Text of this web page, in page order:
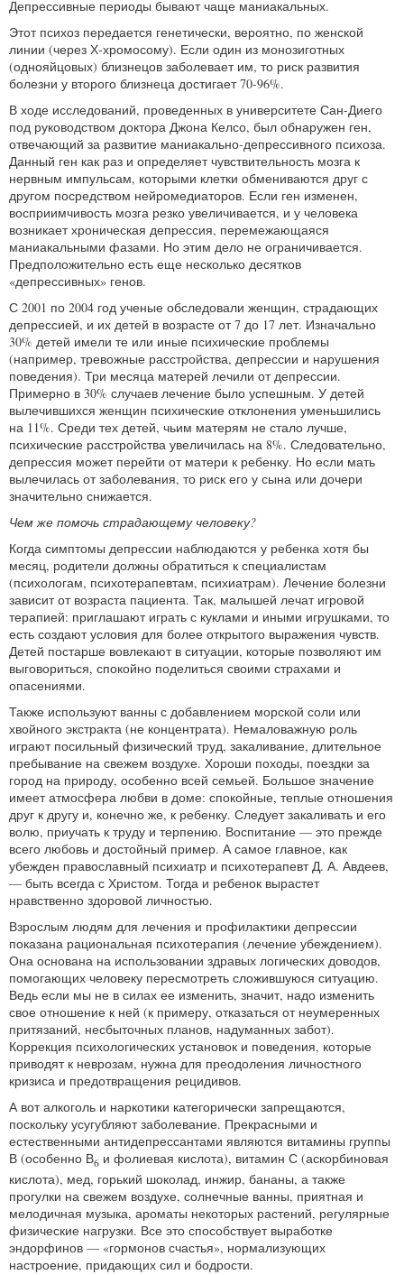
Депрессивные периоды бывают чаще маниакальных.
Этот психоз передается генетически, вероятно, по женской
линии (через Х-хромосому). Если один из монозиготных
(однояйцовых) близнецов заболевает им, то риск развития
болезни у второго близнеца достигает 70-96%.
В ходе исследований, проведенных в университете Сан-Диего
под руководством доктора Джона Келсо, был обнаружен ген,
отвечающий за развитие маниакально-депрессивного психоза.
Данный ген как раз и определяет чувствительность мозга к
нервным импульсам, которыми клетки обмениваются друг с
другом посредством нейромедиаторов. Если ген изменен,
восприимчивость мозга резко увеличивается, и у человека
возникает хроническая депрессия, перемежающаяся
маниакальными фазами. Но этим дело не ограничивается.
Предположительно есть еще несколько десятков
«депрессивных» генов.
С 2001 по 2004 год ученые обследовали женщин, страдающих
депрессией, и их детей в возрасте от 7 до 17 лет. Изначально
30% детей имели те или иные психические проблемы
(например, тревожные расстройства, депрессии и нарушения
поведения). Три месяца матерей лечили от депрессии.
Примерно в 30% случаев лечение было успешным. У детей
вылечившихся женщин психические отклонения уменьшились
на 11%. Среди тех детей, чьим матерям не стало лучше,
психические расстройства увеличилась на 8%. Следовательно,
депрессия может перейти от матери к ребенку. Но если мать
вылечилась от заболевания, то риск его у сына или дочери
значительно снижается.
Чем же помочь страдающему человеку?
Когда симптомы депрессии наблюдаются у ребенка хотя бы
месяц, родители должны обратиться к специалистам
(психологам, психотерапевтам, психиатрам). Лечение болезни
зависит от возраста пациента. Так, малышей лечат игровой
терапией: приглашают играть с куклами и иными игрушками, то
есть создают условия для более открытого выражения чувств.
Детей постарше вовлекают в ситуации, которые позволяют им
выговориться, спокойно поделиться своими страхами и
опасениями.
Также используют ванны с добавлением морской соли или
хвойного экстракта (не концентрата). Немаловажную роль
играют посильный физический труд, закаливание, длительное
пребывание на свежем воздухе. Хороши походы, поездки за
город на природу, особенно всей семьей. Большое значение
имеет атмосфера любви в доме: спокойные, теплые отношения
друг к другу и, конечно же, к ребенку. Следует закаливать и его
волю, приучать к труду и терпению. Воспитание — это прежде
всего любовь и достойный пример. А самое главное, как
убежден православный психиатр и психотерапевт Д. А. Авдеев,
— быть всегда с Христом. Тогда и ребенок вырастет
нравственно здоровой личностью.
Взрослым людям для лечения и профилактики депрессии
показана рациональная психотерапия (лечение убеждением).
Она основана на использовании здравых логических доводов,
помогающих человеку пересмотреть сложившуюся ситуацию.
Ведь если мы не в силах ее изменить, значит, надо изменить
свое отношение к ней (к примеру, отказаться от неумеренных
притязаний, несбыточных планов, надуманных забот).
Коррекция психологических установок и поведения, которые
приводят к неврозам, нужна для преодоления личностного
кризиса и предотвращения рецидивов.
А вот алкоголь и наркотики категорически запрещаются,
поскольку усугубляют заболевание. Прекрасными и
естественными антидепрессантами являются витамины группы
В (особенно В6 и фолиевая кислота), витамин С (аскорбиновая
кислота), мед, горький шоколад, инжир, бананы, а также
прогулки на свежем воздухе, солнечные ванны, приятная и
мелодичная музыка, ароматы некоторых растений, регулярные
физические нагрузки. Все это способствует выработке
эндорфинов — «гормонов счастья», нормализующих
настроение, придающих сил и бодрости.